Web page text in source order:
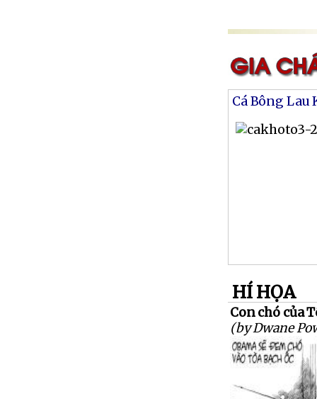
Cá Bông Lau
HÍ HỌA
Con chó của
(by Dwane